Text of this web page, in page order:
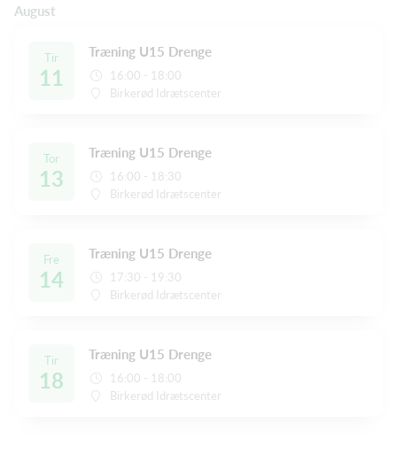
August
Tir
11
Træning U15 Drenge
16:00 - 18:00
Birkerød Idrætscenter
Tor
13
Træning U15 Drenge
16:00 - 18:30
Birkerød Idrætscenter
Fre
14
Træning U15 Drenge
17:30 - 19:30
Birkerød Idrætscenter
Tir
18
Træning U15 Drenge
16:00 - 18:00
Birkerød Idrætscenter